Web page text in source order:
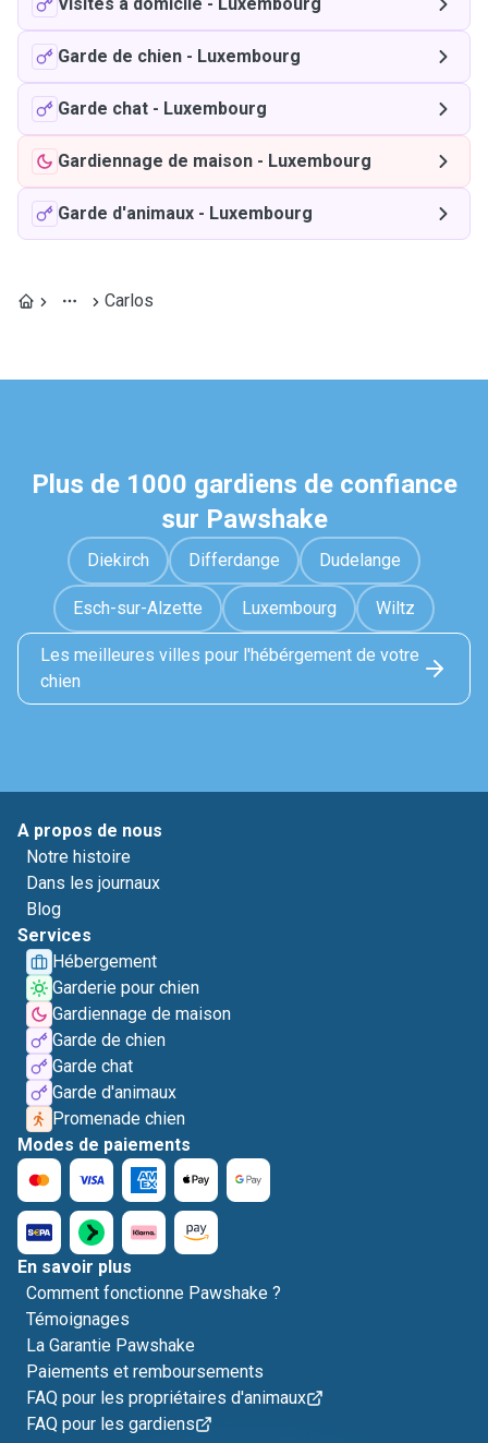
Garde de chien - Luxembourg
Garde chat - Luxembourg
Gardiennage de maison - Luxembourg
Garde d'animaux - Luxembourg
Carlos
Plus de 1000 gardiens de confiance
sur Pawshake
Diekirch Differdange Dudelange
Esch-sur-Alzette Luxembourg Wiltz
Les meilleures villes pour l'hébérgement de votre
chien
A propos de nous
Notre histoire
Dans les journaux
Blog
Services
Hébergement
Garderie pour chien
Gardiennage de maison
Garde de chien
Garde chat
Garde d'animaux
Promenade chien
Modes de paiements
En savoir plus
Comment fonctionne Pawshake ?
Témoignages
La Garantie Pawshake
Paiements et remboursements
FAQ pour les propriétaires d'animaux
FAQ pour les gardiens